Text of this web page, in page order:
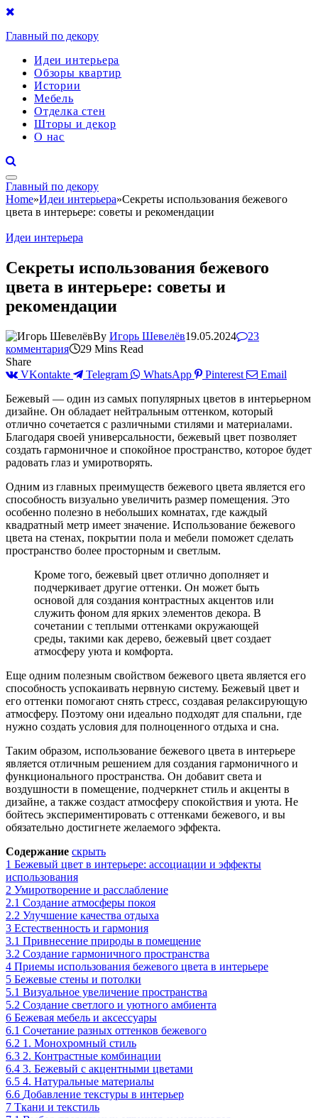
Главный по декору
Идеи интерьера
Обзоры квартир
Истории
Мебель
Отделка стен
Шторы и декор
О нас
Главный по декору
Home»Идеи интерьера»Секреты использования бежевого
цвета в интерьере: советы и рекомендации
Идеи интерьера
Секреты использования бежевого
цвета в интерьере: советы и
рекомендации
By Игорь Шевелёв19.05.2024
23
комментария
29 Mins Read
Share
VKontakte
Telegram WhatsApp Pinterest
Email
Бежевый — один из самых популярных цветов в интерьерном
дизайне. Он обладает нейтральным оттенком, который
отлично сочетается с различными стилями и материалами.
Благодаря своей универсальности, бежевый цвет позволяет
создать гармоничное и спокойное пространство, которое будет
радовать глаз и умиротворять.
Одним из главных преимуществ бежевого цвета является его
способность визуально увеличить размер помещения. Это
особенно полезно в небольших комнатах, где каждый
квадратный метр имеет значение. Использование бежевого
цвета на стенах, покрытии пола и мебели поможет сделать
пространство более просторным и светлым.
Кроме того, бежевый цвет отлично дополняет и
подчеркивает другие оттенки. Он может быть
основой для создания контрастных акцентов или
служить фоном для ярких элементов декора. В
сочетании с теплыми оттенками окружающей
среды, такими как дерево, бежевый цвет создает
атмосферу уюта и комфорта.
Еще одним полезным свойством бежевого цвета является его
способность успокаивать нервную систему. Бежевый цвет и
его оттенки помогают снять стресс, создавая релаксирующую
атмосферу. Поэтому они идеально подходят для спальни, где
нужно создать условия для полноценного отдыха и сна.
Таким образом, использование бежевого цвета в интерьере
является отличным решением для создания гармоничного и
функционального пространства. Он добавит света и
воздушности в помещение, подчеркнет стиль и акценты в
дизайне, а также создаст атмосферу спокойствия и уюта. Не
бойтесь экспериментировать с оттенками бежевого, и вы
обязательно достигнете желаемого эффекта.
Содержание скрыть
1 Бежевый цвет в интерьере: ассоциации и эффекты
использования
2 Умиротворение и расслабление
2.1 Создание атмосферы покоя
2.2 Улучшение качества отдыха
3 Естественность и гармония
3.1 Привнесение природы в помещение
3.2 Создание гармоничного пространства
4 Приемы использования бежевого цвета в интерьере
5 Бежевые стены и потолки
5.1 Визуальное увеличение пространства
5.2 Создание светлого и уютного амбиента
6 Бежевая мебель и аксессуары
6.1 Сочетание разных оттенков бежевого
6.2 1. Монохромный стиль
6.3 2. Контрастные комбинации
6.4 3. Бежевый с акцентными цветами
6.5 4. Натуральные материалы
6.6 Добавление текстуры в интерьер
7 Ткани и текстиль